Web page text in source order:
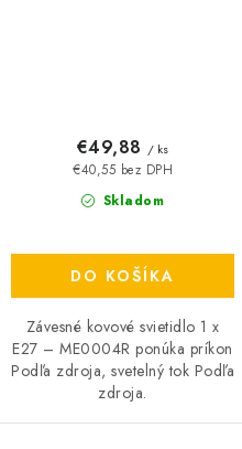
Skladom
€40,55 bez DPH
€49,88 / ks
DO KOŠÍKA
Závesné kovové svietidlo 1 x
E27 – ME0004R ponúka príkon
Podľa zdroja, svetelný tok Podľa
zdroja.